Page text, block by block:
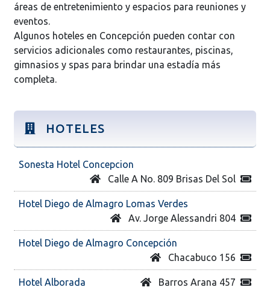
áreas de entretenimiento y espacios para reuniones y
eventos.
Algunos hoteles en Concepción pueden contar con
servicios adicionales como restaurantes, piscinas,
gimnasios y spas para brindar una estadía más
completa.
HOTELES
Sonesta Hotel Concepcion
Calle A No. 809 Brisas Del Sol
Hotel Diego de Almagro Lomas Verdes
Av. Jorge Alessandri 804
Hotel Diego de Almagro Concepción
Chacabuco 156
Hotel Alborada Barros Arana 457